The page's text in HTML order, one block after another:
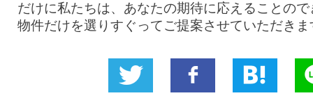
だけに私たちは、あなたの期待に応えることの
物件だけを選りすぐってご提案させていただきま